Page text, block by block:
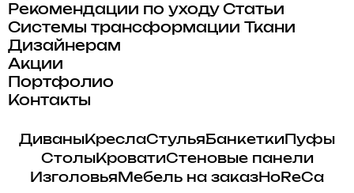
Рекомендации по уходу Статьи
Системы трансформации
Ткани
Дизайнерам
Акции
Портфолио
Контакты
ДиваныКреслаСтульяБанкеткиПуфы
СтолыКроватиСтеновые панели
Изголовья Мебель на заказHoReCa